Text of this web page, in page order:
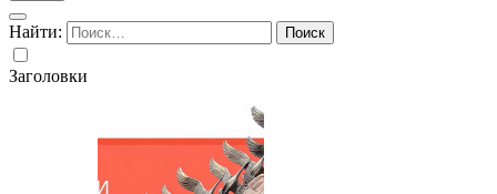
Найти:
Заголовки